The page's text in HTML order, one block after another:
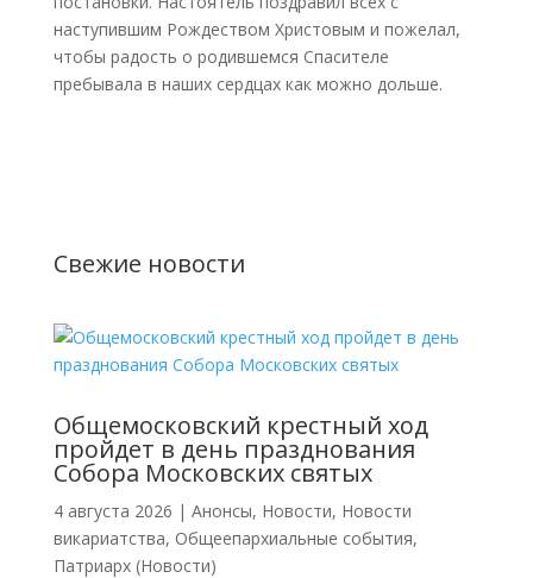
наступившим Рождеством Христовым и пожелал,
чтобы радость о родившемся Спасителе
пребывала в наших сердцах как можно дольше.
Свежие новости
Общемосковский крестный ход
пройдет в день празднования
Собора Московских святых
4 августа 2026 | Анонсы, Новости, Новости
викариатства, Общеепархиальные события,
Патриарх (Новости)